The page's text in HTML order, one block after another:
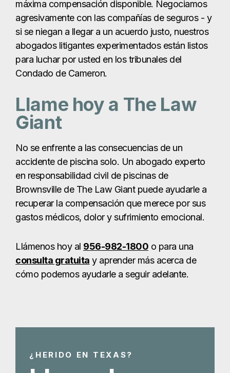
máxima compensación disponible. Negociamos
agresivamente con las compañías de seguros - y
si se niegan a llegar a un acuerdo justo, nuestros
abogados litigantes experimentados están listos
para luchar por usted en los tribunales del
Condado de Cameron.
Llame hoy a The Law
Giant
No se enfrente a las consecuencias de un
accidente de piscina solo. Un abogado experto
en responsabilidad civil de piscinas de
Brownsville de The Law Giant puede ayudarle a
recuperar la compensación que merece por sus
gastos médicos, dolor y sufrimiento emocional.
Llámenos hoy al 956-982-1800 o para una
consulta gratuita y aprender más acerca de
cómo podemos ayudarle a seguir adelante.
¿HERIDO EN TEXAS?